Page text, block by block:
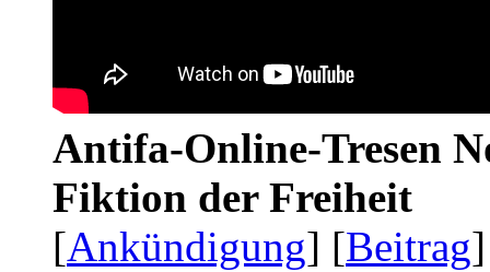
Antifa-Online-Tresen
Fiktion der Freiheit
[Ankündigung] [Beitrag